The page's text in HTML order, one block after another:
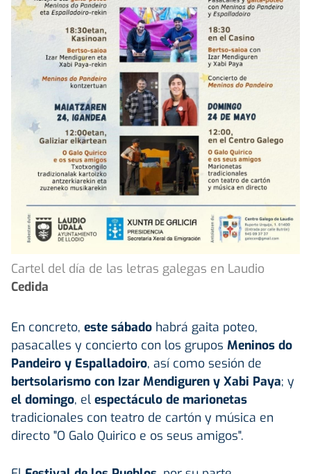
Cartel del día de las letras galegas en Laudio
Cedida
En concreto, este sábado habrá gaita poteo,
pasacalles y concierto con los grupos Meninos do
Pandeiro y Espalladoiro, así como sesión de
bertsolarismo con Izar Mendiguren y Xabi Paya; y
el domingo, el espectáculo de marionetas
tradicionales con teatro de cartón y música en
directo "O Galo Quirico e os seus amigos".